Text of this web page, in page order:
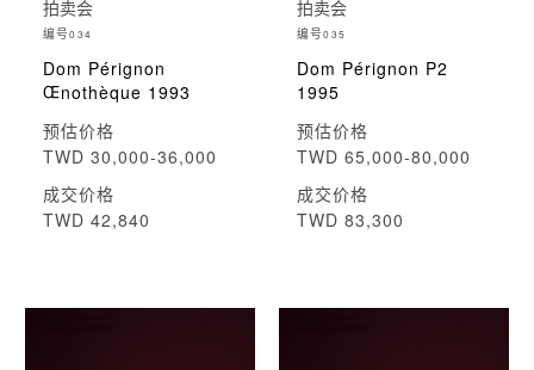
拍卖会
编号034
Dom Pérignon
Œnothèque 1993
预估价格
TWD 30,000-36,000
成交价格
TWD 42,840
拍卖会
编号035
Dom Pérignon P2
1995
预估价格
TWD 65,000-80,000
成交价格
TWD 83,300